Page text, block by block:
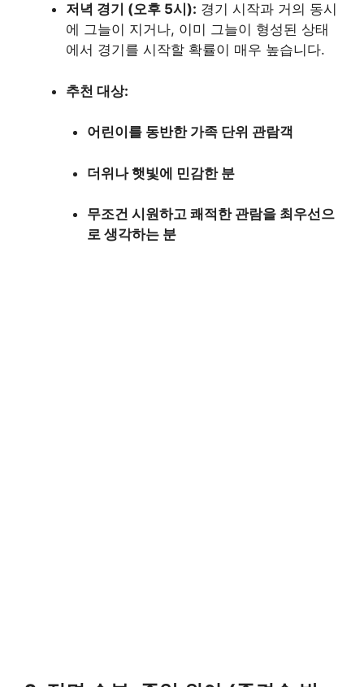
저녁 경기 (오후 5시): 경기 시작과 거의 동시
에 그늘이 지거나, 이미 그늘이 형성된 상태
에서 경기를 시작할 확률이 매우 높습니다.
추천 대상:
어린이를 동반한 가족 단위 관람객
더위나 햇빛에 민감한 분
무조건 시원하고 쾌적한 관람을 최우선으
로 생각하는 분